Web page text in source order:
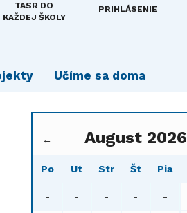
TASR DO
KAŽDEJ ŠKOLY
PRIHLÁSENIE
Učíme sa doma
← August 2026
Po Ut Str Št Pia
- - - - -